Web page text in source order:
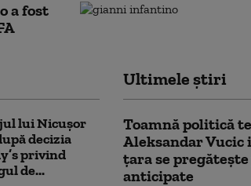
a fost
lui Nicușor
decizia
privind
de...
Ultimele știri
Toamnă politică
Aleksandar Vucic
țara se
anticipate